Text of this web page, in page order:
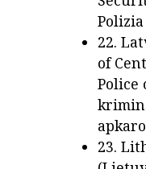
22.
of
Police
23.